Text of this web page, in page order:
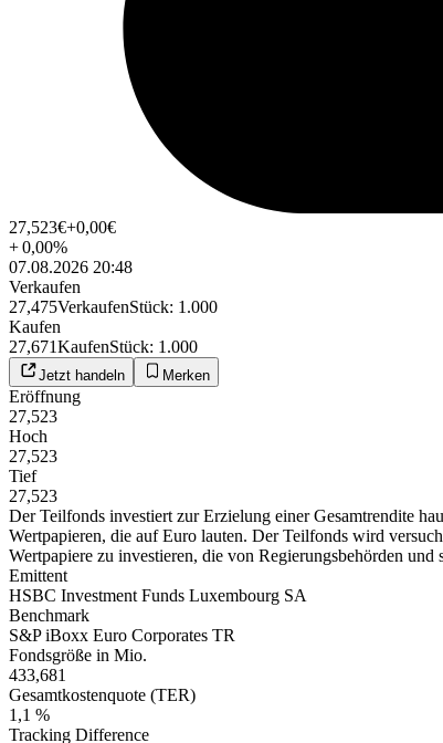
27,523€+0,00€
+0,00%
07.08.2026 20:48
Verkaufen
27,475VerkaufenStück: 1.000
Kaufen
27,671KaufenStück: 1.000
Jetzt handeln Merken
Eröffnung
27,523
Hoch
27,523
Tief
27,523
Der Teilfonds investiert zur Erzielung einer Gesamtrendite
Wertpapieren, die auf Euro lauten. Der Teilfonds wird
Wertpapiere zu investieren, die von Regierungsbehörden
Emittent
HSBC Investment Funds Luxembourg SA
Benchmark
S&P iBoxx Euro Corporates TR
Fondsgröße in Mio.
433,681
Gesamtkostenquote (TER)
1,1 %
Tracking Difference